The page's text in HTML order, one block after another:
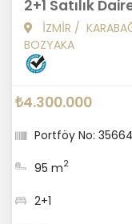
2+1 Satılık
İZMİR /
BOZYAKA
₺4.300.000
Portföy No: 35664
95 m2
2+1